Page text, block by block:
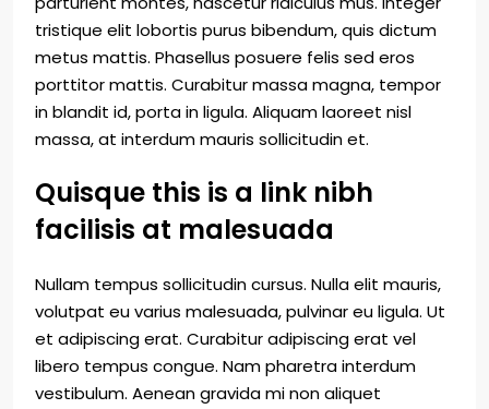
tristique elit lobortis purus bibendum, quis dictum
metus mattis. Phasellus posuere felis sed eros
porttitor mattis. Curabitur massa magna, tempor
in blandit id, porta in ligula. Aliquam laoreet nisl
massa, at interdum mauris sollicitudin et.
Quisque this is a link nibh
facilisis at malesuada
Nullam tempus sollicitudin cursus. Nulla elit mauris,
volutpat eu varius malesuada, pulvinar eu ligula. Ut
et adipiscing erat. Curabitur adipiscing erat vel
libero tempus congue. Nam pharetra interdum
vestibulum. Aenean gravida mi non aliquet